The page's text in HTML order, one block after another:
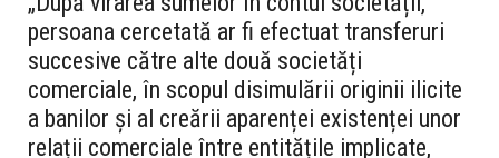
persoana cercetată ar fi efectuat transferuri
succesive către alte două societăți
comerciale, în scopul disimulării originii ilicite
a banilor și al creării aparenței existenței unor
relații comerciale între entitățile implicate,